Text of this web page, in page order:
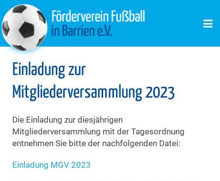
Einladung zur
Mitgliederversammlung 2023
Die Einladung zur diesjährigen
Mitgliederversammlung mit der Tagesordnung
entnehmen Sie bitte der nachfolgenden Datei:
Einladung MGV 2023